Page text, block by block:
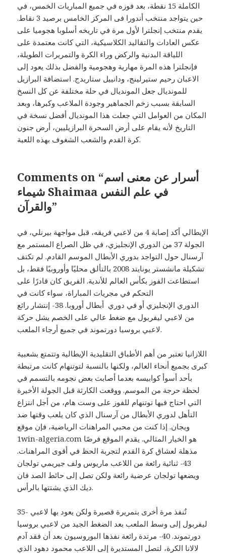
الكاملة 15 نقطة، بعد فوزه في جميع المباريات الخمس، في
حين يتواجد منتخب أندورا فى المركز الخامس برصيد 3 نقاط.
يقدم منتخب إنجلترا لأول مرة في تاريخه أسلوبا هجوميا على
عكس العادات والتقاليد الكلاسيكية، التي كانت معتمدة على
اللياقة البدنية والركض وراء الكرة والتمريرات الطويلة،
فإنجلترا هذه المرة مهارية وهجومية والفضل بذلك يعود إلى
الاعبان رحيم ستيرلينج، ودانييل ستاريدج. استضافة البرازيل
للمونديال جعل المونديال في حلة مختلفة عن كل النسخ
السابقة بسبب زخم الجماهير وجودة الملاعب وكبرها، وبعد
المكان من العوامل التي جعلت هذا المونديال أفضل نسخة في
التاريخ لأنه يقام على أرض السحرة البرازيليين، أرض جنون
كرة القدم والشعب الشغوف بهذه اللعبة.
Comments on “أسرار عن معنى اسم
شيماء Shaimaa في علم النفس
والقرآن”
الإيطالي أكد إصابة 4 من لاعبي فريقه، قبل مواجهة بيرنلي، في
الجولة 37 من الدوري الإنجليزي، في ظل الصراع المستمر مع
آرسنال حول التواجد بدوري الأبطال الموسم القادم. لم تكتف
تشكيلة مانشستر يونايتد 2008 بالتألق محليًا وأوروبيًا فقط، بل
استطاعت الفوز بكأس العالم للأندية. الفريق كان قادرًا على
التحكم في مجريات المباراة، سواء كانت في
الدوري الإنجليزي أو في دوري أبطال أوروبا. 38- إنتشار رائع
من لاعبي ليفربول مع ضغط عالي على الخصم يشل حركة
لاعبي بروسيا دورتموند في جميع أرجاء الملعب.
اللازانيا تعتبر من أهم الأطباق التقليدية الإيطالية وتتمتع بشعبية
كبرى بجميع أنحاء العالم، ولكنها بالنسبة لتوتنهام كانت مرتبطة
بأحد أسوأ كوابيسه بعدما أصابت بعض نجومه بالتسمم في
لحظة حرجة من الموسم. ووقعت الكارثة قبل الجولة الأخيرة
التي احتاج فيها توتنهام للفوز على وست هام، من أجل انتزاع
التأهل لدوري الأبطال من آرسنال الذي كان يلعب وقتها ضد
ويجان. إذا كنت من محبي المراهنات الرياضية، فإن موقع
1win-algeria.com هو الخيار المثالي. يقدم الموقع فرصًا
مذهلة لعشاق كرة القدم لتجربة الحظ في أقوى المراهنات.
43- ثنائية رائعة من اللاعب ماريوس ولف جيريمي تولجان
ويضعها تولجان عرضية رائعة ولكن تصل إلى حائط الصد فان
ديك الذي يشتتها بالرأس.
35- تٌنفذ مرة أخرى بتمريرة قصيرة ولكن يعود بها لاعبي
ليفربول إلى وسط الملعب بعد الضغط الجيد من لاعبي بروسيا
دورتموند. 40- مرتدة رائعة نفذها البوروسيون بعد أن فقد آدم
لالانا الكرة، لتصل المستديرة إلى اللاعب محمود دهود الذي